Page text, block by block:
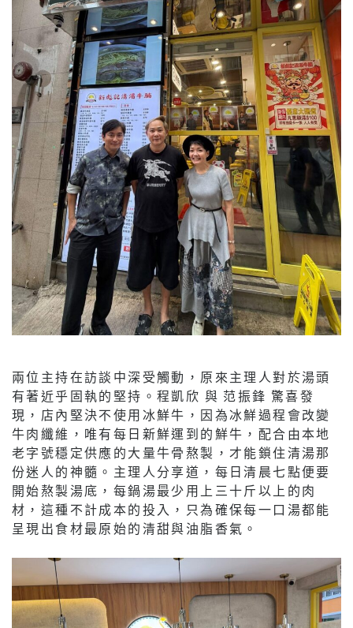
兩位主持在訪談中深受觸動，原來主理人對於湯頭
有著近乎固執的堅持。程凱欣 與 范振鋒 驚喜發
現，店內堅決不使用冰鮮牛，因為冰鮮過程會改變
牛肉纖維，唯有每日新鮮運到的鮮牛，配合由本地
老字號穩定供應的大量牛骨熬製，才能鎖住清湯那
份迷人的神髓。主理人分享道，每日清晨七點便要
開始熬製湯底，每鍋湯最少用上三十斤以上的肉
材，這種不計成本的投入，只為確保每一口湯都能
呈現出食材最原始的清甜與油脂香氣。